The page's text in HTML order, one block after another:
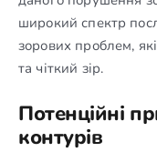
широкий спектр
зорових проблем,
та чіткий зір.
Потенційні
контурів